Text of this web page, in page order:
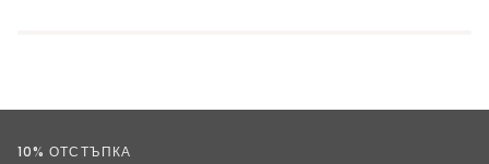
10% ОТСТЪПКА